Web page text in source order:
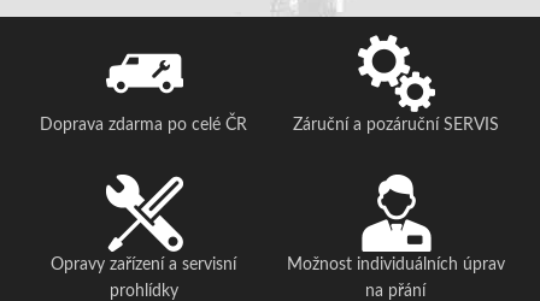
Doprava zdarma po celé ČR Záruční a pozáruční SERVIS
Opravy zařízení a servisní
prohlídky
Možnost individuálních úprav
na přání